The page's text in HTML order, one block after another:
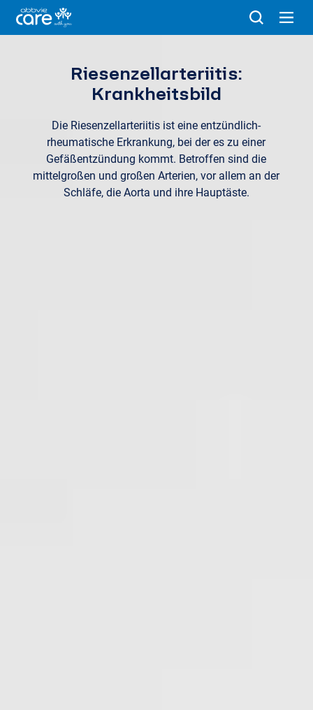
Riesenzellarteriitis:
Krankheitsbild
Die Riesenzellarteriitis ist eine entzündlich-
rheumatische Erkrankung, bei der es zu einer
Gefäßentzündung kommt. Betroffen sind die
mittelgroßen und großen Arterien, vor allem an der
Schläfe, die Aorta und ihre Hauptäste.